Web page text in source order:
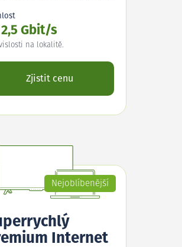
Gbit/s
na lokalitě.
Zjistit cenu
Nejoblíbenější
Internet